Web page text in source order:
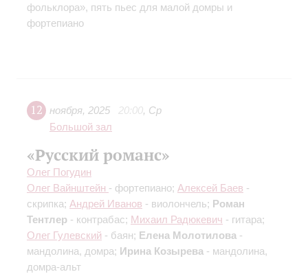
фольклора», пять пьес для малой домры и
фортепиано
12 ноября, 2025 20:00, Ср
Большой зал
«Русский романс»
Олег Погудин
Олег Вайнштейн - фортепиано; Алексей Баев -
скрипка; Андрей Иванов - виолончель; Роман
Тентлер - контрабас; Михаил Радюкевич - гитара;
Олег Гулевский - баян; Елена Молотилова -
мандолина, домра; Ирина Козырева - мандолина,
домра-альт